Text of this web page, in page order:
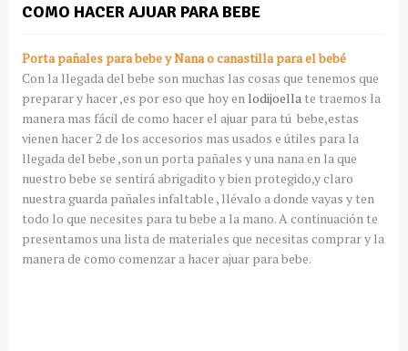
COMO HACER AJUAR PARA BEBE
Porta pañales para bebe y Nana o canastilla para el bebé
Con la llegada del bebe son muchas las cosas que tenemos que
preparar y hacer ,es por eso que hoy en lodijoella te traemos la
manera mas fácil de como hacer el ajuar para tú bebe,estas
vienen hacer 2 de los accesorios mas usados e útiles para la
llegada del bebe ,son un porta pañales y una nana en la que
nuestro bebe se sentirá abrigadito y bien protegido,y claro
nuestra guarda pañales infaltable , llévalo a donde vayas y ten
todo lo que necesites para tu bebe a la mano. A continuación te
presentamos una lista de materiales que necesitas comprar y la
manera de como comenzar a hacer ajuar para bebe.